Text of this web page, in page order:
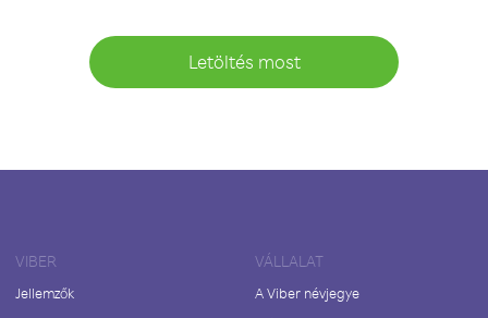
Letöltés most
VIBER
Jellemzők
VÁLLALAT
A Viber névjegye